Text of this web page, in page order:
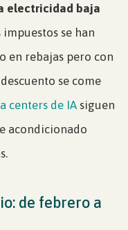
electricidad baja
se han
en rebajas pero con
se come
centers de IA siguen
acondicionado
de febrero a